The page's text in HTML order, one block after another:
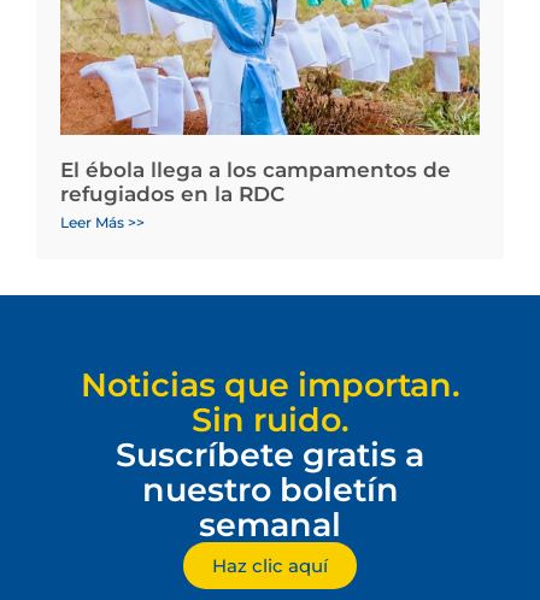
El ébola llega a los campamentos de
refugiados en la RDC
Leer Más >>
Noticias que importan.
Sin ruido.
Suscríbete gratis a
nuestro boletín
semanal
Haz clic aquí